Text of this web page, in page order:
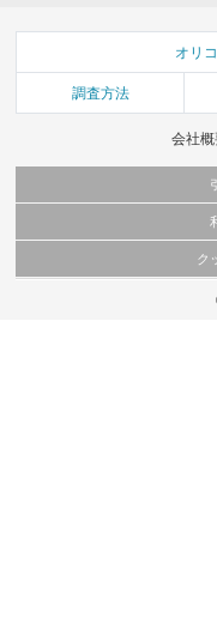
オリ
調査方法
会社
当サイトで公開されている情報
これらの情報を権利者の許可な
当サイトに掲載している内容は
弊社の見解・ 意見ではないこと
ク
このサイトでは Cookie を使用し